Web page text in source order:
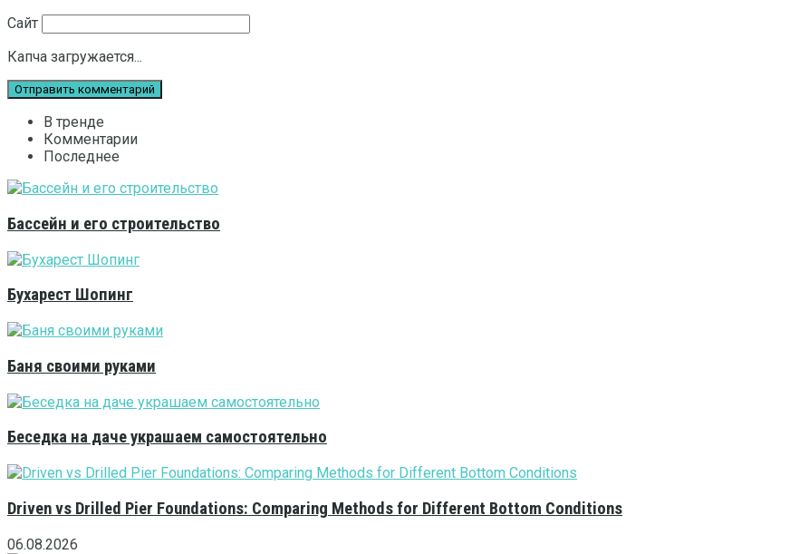
Сайт
Капча загружается...
В тренде
Комментарии
Последнее
Бассейн и его строительство
Бухарест Шопинг
Баня своими руками
Беседка на даче украшаем самостоятельно
Driven vs Drilled Pier Foundations: Comparing Methods for Different Bottom Conditions
06.08.2026